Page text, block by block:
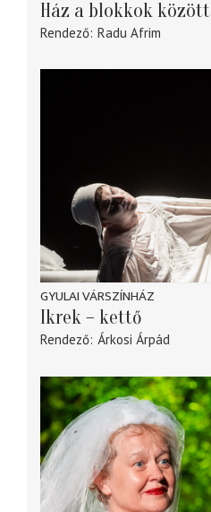
Ház a blokkok között
Rendező Radu Afrim
GYULAI VÁRSZÍNHÁZ
Ikrek – kettő
Rendező Árkosi Árpád